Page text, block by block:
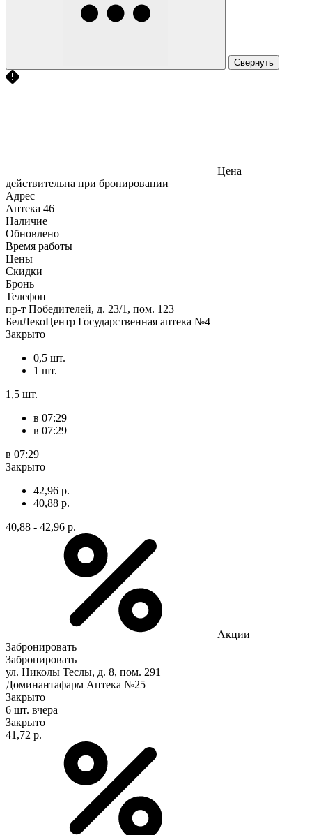
Свернуть
Цена
действительна при бронировании
Адрес
Аптека 46
Наличие
Обновлено
Время работы
Цены
Скидки
Бронь
Телефон
пр-т Победителей, д. 23/1, пом. 123
БелЛекоЦентр Государственная аптека №4
Закрыто
0,5 шт.
1 шт.
1,5 шт.
в 07:29
в 07:29
в 07:29
Закрыто
42,96 р.
40,88 р.
40,88 - 42,96 р.
Акции
Забронировать
Забронировать
ул. Николы Теслы, д. 8, пом. 291
Доминантафарм Аптека №25
Закрыто
6 шт. вчера
Закрыто
41,72 р.